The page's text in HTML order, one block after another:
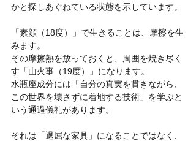
かと探しあぐねている状態を示しています。
「素顔（18度）」で生きることは、摩擦を生
みます。
その摩擦熱を放っておくと、周囲を焼き尽く
す「山火事（19度）」になります。
水瓶座成分には「自分の真実を貫きながら、
この世界を壊さずに着地する技術」を学ぶと
いう通過儀礼があります。
それは「退屈な家具」になることではなく、